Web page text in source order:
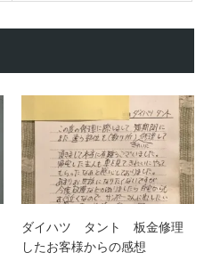
ダイハツ タント 板金修理
したお客様からの感想